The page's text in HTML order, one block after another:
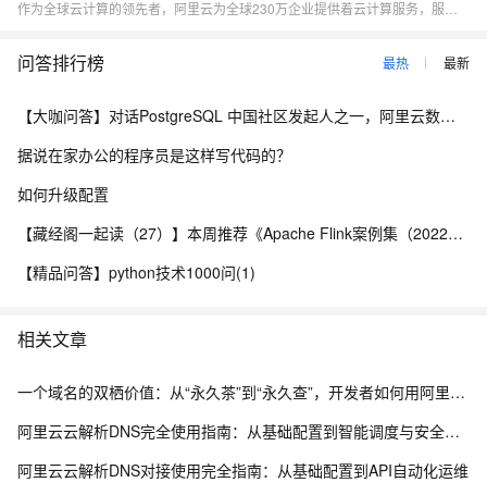
问答排行榜 最热 最新
【大咖问答】对话PostgreSQL 中国社区发起人之一，阿里云数据库高级专家 德哥
据说在家办公的程序员是这样写代码的？
如何升级配置
【藏经阁一起读（27）】本周推荐《Apache Flink案例集（2022版）》，你有哪些心得？
【精品问答】python技术1000问(1)
相关文章
一个域名的双栖价值：从“永久茶”到“永久查”，开发者如何用阿里云为品牌托底
阿里云云解析DNS完全使用指南：从基础配置到智能调度与安全防护
阿里云云解析DNS对接使用完全指南：从基础配置到API自动化运维